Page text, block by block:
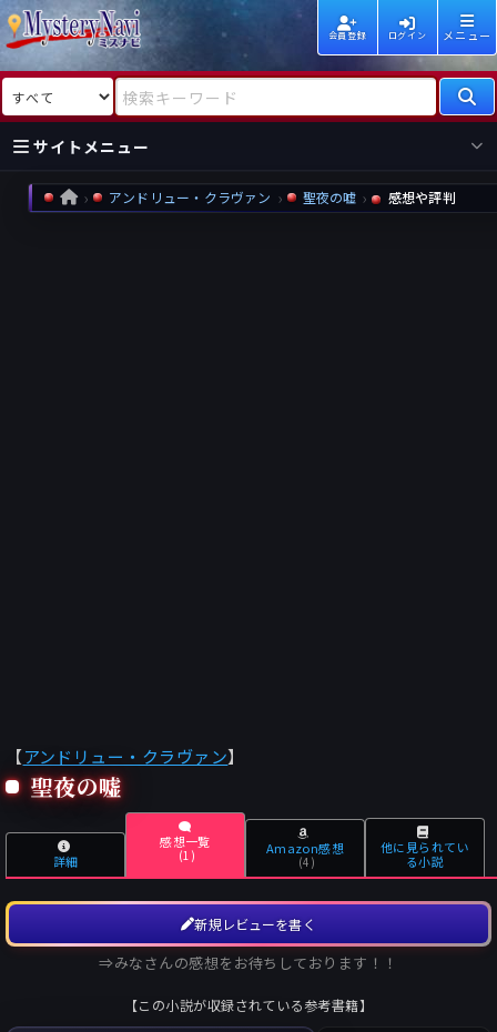
会員登録 ログイン メニュー
検索対象 検索キーワード
サイトメニュー
国内
新着
新刊
HOME アンドリュー・クラヴァン 聖夜の嘘 感想や評判
【アンドリュー・クラヴァン】
聖夜の嘘
詳細
感想一覧
(1) Amazon感想
(4)
他に見られてい
る小説
新規レビューを書く
⇒みなさんの感想をお待ちしております！！
【この小説が収録されている参考書籍】